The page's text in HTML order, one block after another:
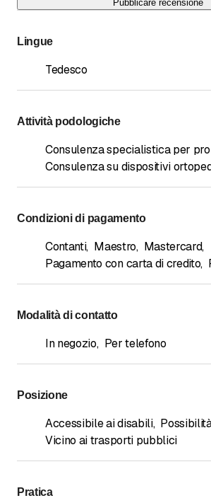
Pubblicare recensione
Lingue
Tedesco
Attività podologiche
Consulenza specialistica per
Consulenza su dispositivi
Condizioni di pagamento
Contanti, Maestro, Mastercard,
Pagamento con carta di credito,
Modalità di contatto
In negozio, Per telefono
Posizione
Accessibile ai disabili,
Vicino ai trasporti pubblici
Pratica